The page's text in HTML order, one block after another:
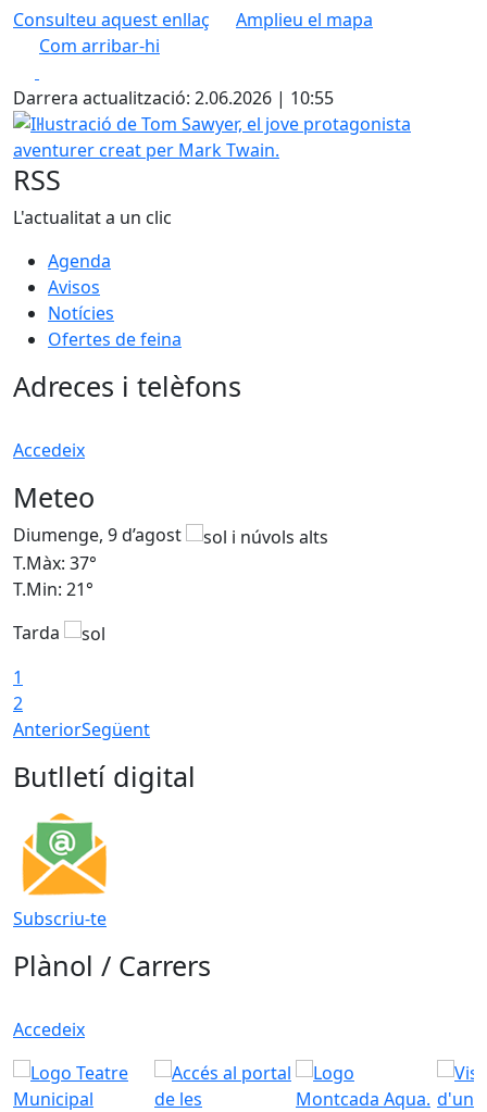
Consulteu aquest enllaç
Amplieu el mapa
Com arribar-hi
+
−
Darrera actualització: 2.06.2026 | 10:55
Il·lustració de Tom Sawyer, el jove protagonista
RSS
L'actualitat a un clic
Agenda
Avisos
Notícies
Ofertes de feina
Adreces i telèfons
Accedeix
Meteo
Diumenge, 9 d’agost
T.Màx: 37°
T.Min: 21°
Tarda
1
2
AnteriorSegüent
Butlletí digital
Subscriu-te
Plànol / Carrers
Accedeix